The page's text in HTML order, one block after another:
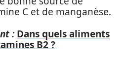
C et de manganèse.
: Dans quels aliments
B2 ?